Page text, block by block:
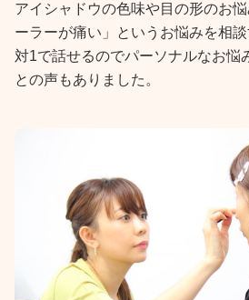
アイシャドウの色味や目の形のお
ーラーが痛い」というお悩みを相
対1で話せるのでパーソナルなお悩
との声もありました。